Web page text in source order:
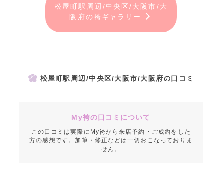
松屋町駅周辺/中央区/大阪市/大
阪府の袴ギャラリー
松屋町駅周辺/中央区/大阪市/大阪府の口コミ
My袴の口コミについて
この口コミは実際にMy袴から来店予約・ご成約をした
方の感想です。加筆・修正などは一切おこなっておりま
せん。